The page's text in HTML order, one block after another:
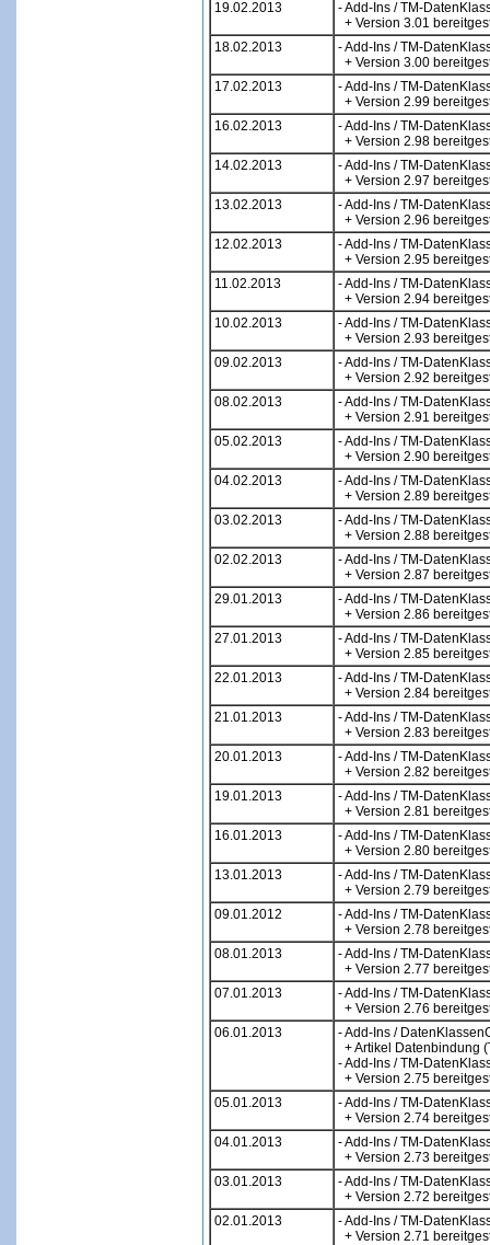
19.02.2013
- Add-Ins / TM-
+ Version 3.01
18.02.2013
- Add-Ins / TM-
+ Version 3.00
17.02.2013
- Add-Ins / TM-
+ Version 2.99
16.02.2013
- Add-Ins / TM-
+ Version 2.98
14.02.2013
- Add-Ins / TM-
+ Version 2.97
13.02.2013
- Add-Ins / TM-
+ Version 2.96
12.02.2013
- Add-Ins / TM-
+ Version 2.95
11.02.2013
- Add-Ins / TM-
+ Version 2.94
10.02.2013
- Add-Ins / TM-
+ Version 2.93
09.02.2013
- Add-Ins / TM-
+ Version 2.92
08.02.2013
- Add-Ins / TM-
+ Version 2.91
05.02.2013
- Add-Ins / TM-
+ Version 2.90
04.02.2013
- Add-Ins / TM-
+ Version 2.89
03.02.2013
- Add-Ins / TM-
+ Version 2.88
02.02.2013
- Add-Ins / TM-
+ Version 2.87
29.01.2013
- Add-Ins / TM-
+ Version 2.86
27.01.2013
- Add-Ins / TM-
+ Version 2.85
22.01.2013
- Add-Ins / TM-
+ Version 2.84
21.01.2013
- Add-Ins / TM-
+ Version 2.83
20.01.2013
- Add-Ins / TM-
+ Version 2.82
19.01.2013
- Add-Ins / TM-
+ Version 2.81
16.01.2013
- Add-Ins / TM-
+ Version 2.80
13.01.2013
- Add-Ins / TM-
+ Version 2.79
09.01.2012
- Add-Ins / TM-
+ Version 2.78
08.01.2013
- Add-Ins / TM-
+ Version 2.77
07.01.2013
- Add-Ins / TM-
+ Version 2.76
06.01.2013
- Add-Ins /
+ Artikel Datenbindung
- Add-Ins / TM-
+ Version 2.75
05.01.2013
- Add-Ins / TM-
+ Version 2.74
04.01.2013
- Add-Ins / TM-
+ Version 2.73
03.01.2013
- Add-Ins / TM-
+ Version 2.72
02.01.2013
- Add-Ins / TM-
+ Version 2.71